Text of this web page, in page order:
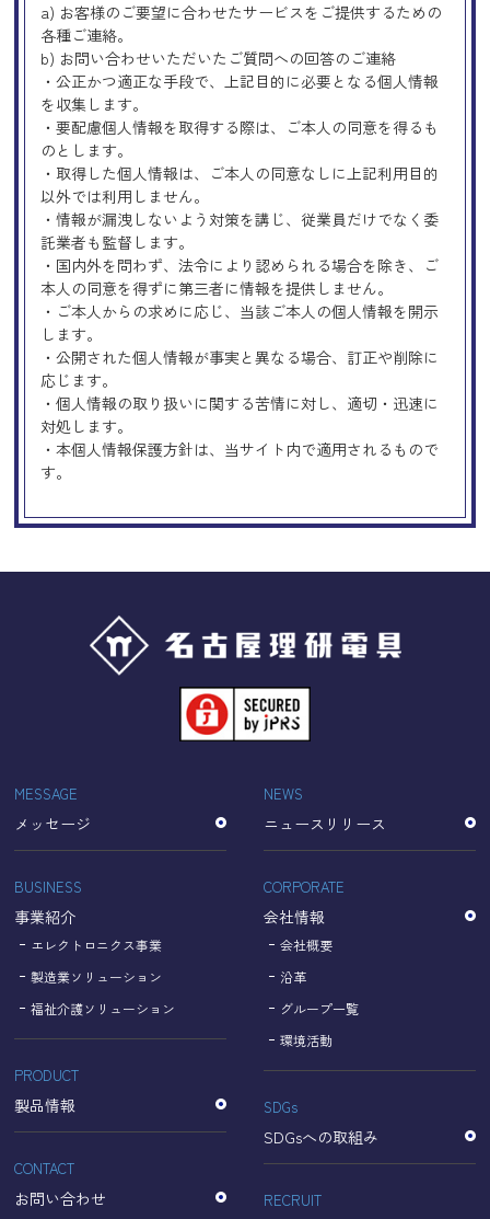
a) お客様のご要望に合わせたサービスをご提供するための
各種ご連絡。
b) お問い合わせいただいたご質問への回答のご連絡
・公正かつ適正な手段で、上記目的に必要となる個人情報
を収集します。
・要配慮個人情報を取得する際は、ご本人の同意を得るも
のとします。
・取得した個人情報は、ご本人の同意なしに上記利用目的
以外では利用しません。
・情報が漏洩しないよう対策を講じ、従業員だけでなく委
託業者も監督します。
・国内外を問わず、法令により認められる場合を除き、ご
本人の同意を得ずに第三者に情報を提供しません。
・ご本人からの求めに応じ、当該ご本人の個人情報を開示
します。
・公開された個人情報が事実と異なる場合、訂正や削除に
応じます。
・個人情報の取り扱いに関する苦情に対し、適切・迅速に
対処します。
・本個人情報保護方針は、当サイト内で適用されるもので
す。
Googleアナリティクスの使用につい
当サイトでは、より良いサービスの提供、またユーザビリ
ティの向上のため、Googleアナリティクスを使用し、当サ
イトの利用状況などのデータ収集及び解析を行っておりま
す。その際、「Cookie」を通じて、Googleがお客様のIPア
ドレスなどの情報を収集する場合がありますが、
「Cookie」で収集される情報は個人を特定できるものでは
収集されたデータはGoogleのプライバシーポリシーにおい
て管理されます。
なお、当サイトのご利用をもって、上述の方法・目的にお
いてGoogle及び当サイトが行うデータ処理に関し、お客様
【Googleのプライバシーポリシー】
https://policies.google.com/privacy?hl=ja
https://policies.google.com/technologies/partner-sites?
hl=ja
個人情報に関するお問い合わせ窓口
名古屋理研電具株式会社
TEL：052-833-1248
MESSAGE
メッセージ
BUSINESS
事業紹介
エレクトロニクス事業
製造業ソリューション
福祉介護ソリューション
PRODUCT
製品情報
CONTACT
お問い合わせ
NEWS
ニュースリリース
CORPORATE
会社情報
会社概要
沿革
グループ一覧
環境活動
SDGs
SDGsへの取組み
RECRUIT